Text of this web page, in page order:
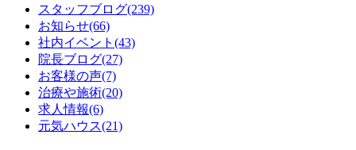
スタッフブログ(239)
お知らせ(66)
社内イベント(43)
院長ブログ(27)
お客様の声(7)
治療や施術(20)
求人情報(6)
元気ハウス(21)